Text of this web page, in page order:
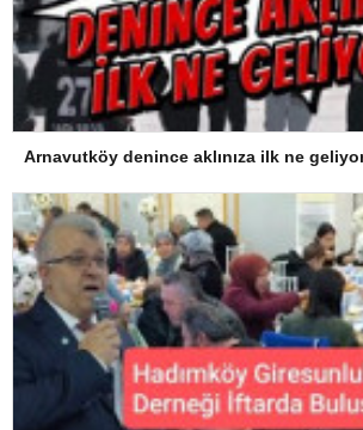
Arnavutköy denince aklınıza ilk ne